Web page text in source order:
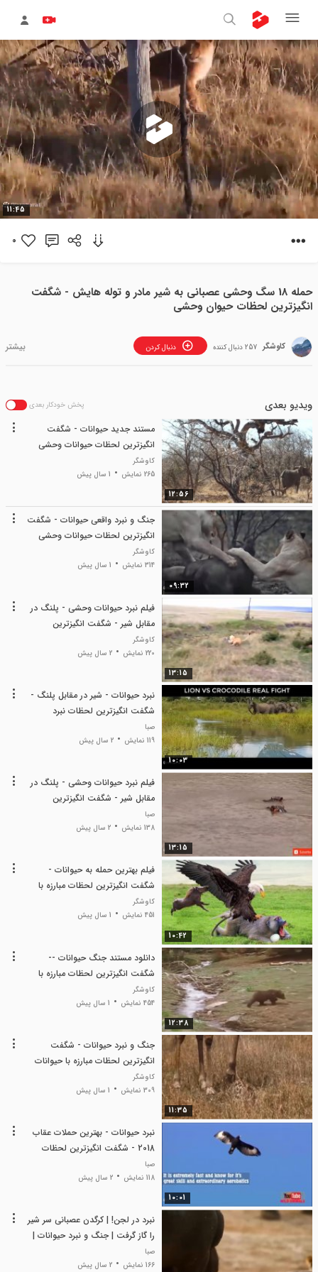
پخش
11:45
0
حمله 18 سگ وحشی عصبانی به شیر مادر و توله هایش - شگفت
انگیزترین لحظات حیوان وحشی
کاوشگر دنبال کردن 257 دنبال کننده
ویدیو بعدی پخش خودکار بعدی
12:56
مستند جدید حیوانات - شگفت
انگیزترین لحظات حیوانات وحشی
2022 - فیلم حیات وحش جدید
کاوشگر
265 نمایش
1 سال پیش
09:32
جنگ و نبرد واقعی حیوانات - شگفت
انگیزترین لحظات حیوانات وحشی
2022 - مستند رازبقا
کاوشگر
314 نمایش
1 سال پیش
13:15
فیلم نبرد حیوانات وحشی - پلنگ در
مقابل شیر - شگفت انگیزترین
لحظات نبرد حیوانات
کاوشگر
220 نمایش
2 سال پیش
10:03
نبرد حیوانات - شیر در مقابل پلنگ -
شگفت انگیزترین لحظات نبرد
حیوانات وحشی - جدید
صبا
119 نمایش
2 سال پیش
13:15
فیلم نبرد حیوانات وحشی - پلنگ در
مقابل شیر - شگفت انگیزترین
لحظات نبرد حیوانات
صبا
138 نمایش
2 سال پیش
10:42
فیلم بهترین حمله به حیوانات -
شگفت انگیزترین لحظات مبارزه با
حیوانات وحشی
کاوشگر
451 نمایش
1 سال پیش
12:38
دانلود مستند جنگ حیوانات --
شگفت انگیزترین لحظات مبارزه با
حیوانات -- حیات وحش
کاوشگر
454 نمایش
1 سال پیش
11:35
جنگ و نبرد حیوانات - شگفت
انگیزترین لحظات مبارزه با حیوانات
وحشی - حیات وحش جدید
کاوشگر
309 نمایش
1 سال پیش
10:01
نبرد حیوانات - بهترین حملات عقاب
2018 - شگفت انگیزترین لحظات
مبارزه حیوانات وحشی
صبا
118 نمایش
2 سال پیش
نبرد در لجن! | کرگدن عصبانی سر شیر
را گاز گرفت | جنگ و نبرد حیوانات |
حیات وحش
صبا
166 نمایش
2 سال پیش